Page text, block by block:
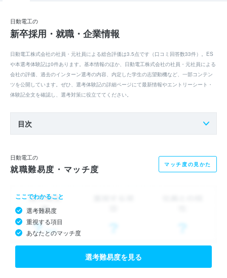
日動電工の
新卒採用・就職・企業情報
日動電工株式会社の社員・元社員による総合評価は3.5点です（口コミ回答数33件）。ES
や本選考体験記は0件あります。基本情報のほか、日動電工株式会社の社員・元社員による
会社の評価、過去のインターン選考の内容、内定した学生の志望動機など、一部コンテン
ツを公開しています。ぜひ、選考体験記の詳細ページにて最新情報やエントリーシート・
体験記全文を確認し、選考対策に役立ててください。
目次
日動電工の
就職難易度・マッチ度 マッチ度の見かた
ここでわかること
選考難易度
重視する項目
あなたとのマッチ度
選考難易度を見る